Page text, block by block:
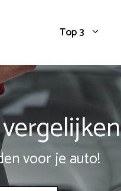
Top 3
voor je auto!